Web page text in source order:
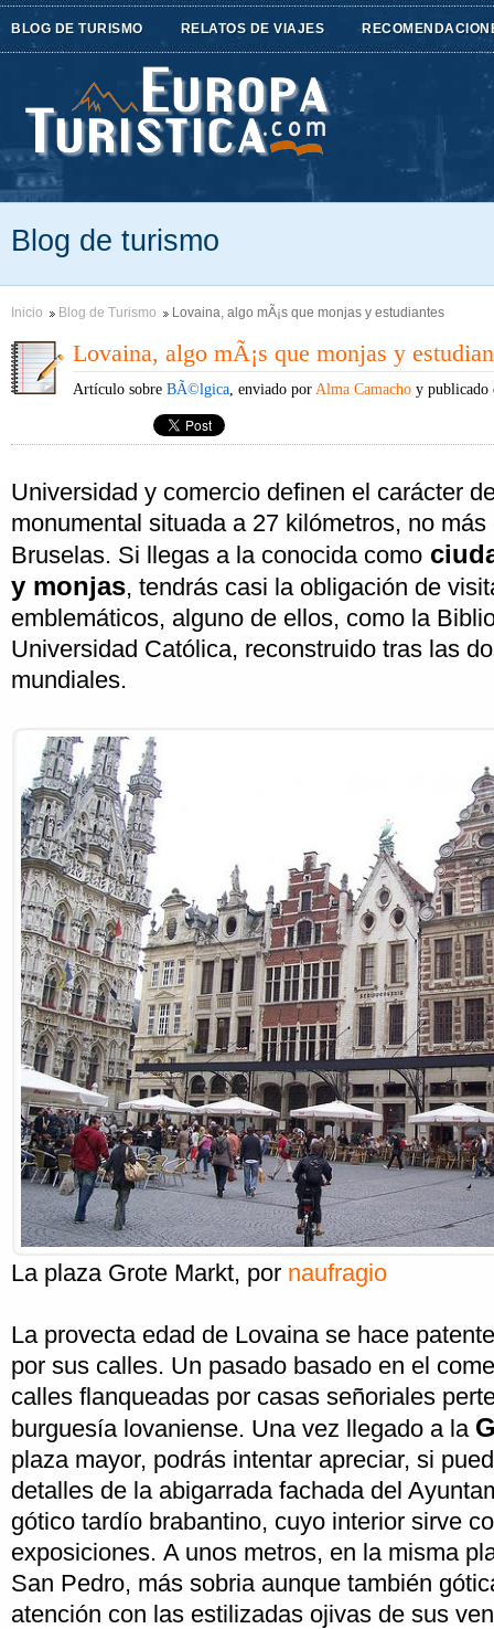
BLOG DE TURISMO RELATOS DE VIAJES
Blog de turismo
Inicio Blog de Turismo Lovaina, algo mÃ¡s que monjas y estudiantes
Lovaina, algo mÃ¡s que monjas y
Artículo sobre BÃ©lgica, enviado por Alma Camacho y publicado
Universidad y comercio definen el carácter
monumental situada a 27 kilómetros, no
Bruselas. Si llegas a la conocida como
y monjas, tendrás casi la obligación de
emblemáticos, alguno de ellos, como la
Universidad Católica, reconstruido tras las
mundiales.
La plaza Grote Markt, por naufragio
La provecta edad de Lovaina se hace
por sus calles. Un pasado basado en el
calles flanqueadas por casas señoriales
burguesía lovaniense. Una vez llegado a la
plaza mayor, podrás intentar apreciar, si
detalles de la abigarrada fachada del
gótico tardío brabantino, cuyo interior sirve
exposiciones. A unos metros, en la misma
San Pedro, más sobria aunque también
atención con las estilizadas ojivas de sus